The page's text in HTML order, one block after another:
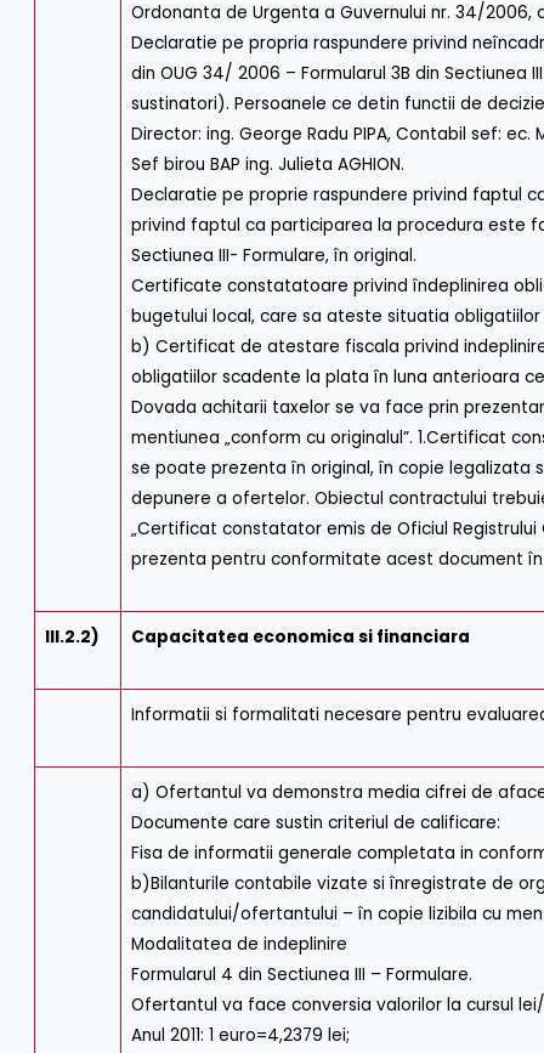
Ordonanta de Urgenta a Guvernului nr. 34/2006,
Declaratie pe propria raspundere privind
din OUG 34/ 2006 – Formularul 3B din
sustinatori). Persoanele ce detin functii de
Director: ing. George Radu PIPA, Contabil sef: ec.
Sef birou BAP ing. Julieta AGHION.
Declaratie pe proprie raspundere privind faptul
privind faptul ca participarea la procedura este
Sectiunea III- Formulare, în original.
Certificate constatatoare privind îndeplinirea
bugetului local, care sa ateste situatia
b) Certificat de atestare fiscala privind
obligatiilor scadente la plata în luna anterioara
Dovada achitarii taxelor se va face prin
mentiunea „conform cu originalul”. 1.Certificat
se poate prezenta în original, în copie legalizata
depunere a ofertelor. Obiectul contractului
„Certificat constatator emis de Oficiul
prezenta pentru conformitate acest document
III.2.2) Capacitatea economica si financiara
Informatii si formalitati necesare pentru
a) Ofertantul va demonstra media cifrei de
Documente care sustin criteriul de calificare:
Fisa de informatii generale completata in
b)Bilanturile contabile vizate si înregistrate de
candidatului/ofertantului – în copie lizibila cu
Modalitatea de indeplinire
Formularul 4 din Sectiunea III – Formulare.
Ofertantul va face conversia valorilor la cursul
Anul 2011: 1 euro=4,2379 lei;